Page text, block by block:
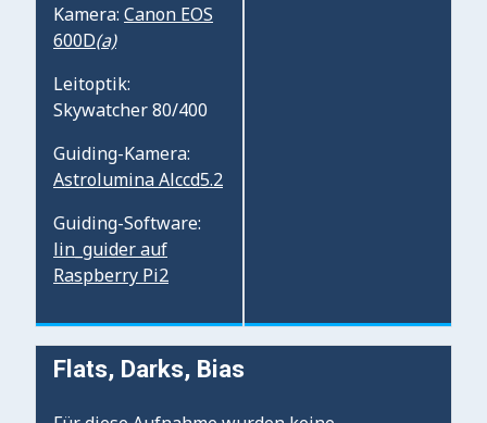
Kamera: Canon EOS
600D(a)
Leitoptik:
Skywatcher 80/400
Guiding-Kamera:
Astrolumina Alccd5.2
Guiding-Software:
lin_guider auf
Raspberry Pi2
Flats, Darks, Bias